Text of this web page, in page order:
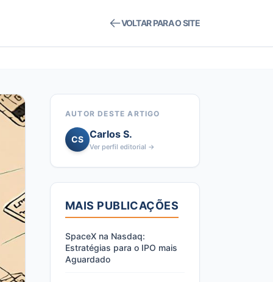
VOLTAR PARA O SITE
AUTOR DESTE ARTIGO
CS Carlos S.
Ver perfil editorial →
MAIS PUBLICAÇÕES
SpaceX na Nasdaq:
Estratégias para o IPO mais
Aguardado